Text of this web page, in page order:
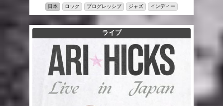
日本 ロック プログレッシブ ジャズ インディー
ライブ